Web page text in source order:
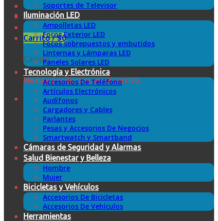
Carrito /$0
Carrito
No hay productos en el carrito.
Soportes de Televisor
Iluminación LED
Ampolletas LED
Focos Exterior LED
Focos sobrepuestos y embutidos
Linternas y Lámparas LED
Paneles Solares LED
Tecnología y Electrónica
Accesorios De Teléfono
Artículos Electrónicos
Audífonos
Cargadores y Cables
Parlantes
Pesas y Accesorios De Negocios
Smartwatch y Smartband
Cámaras de Seguridad y Alarmas
Salud Bienestar y Belleza
Hombre
Mujer
Bicicletas y Vehículos
Accesorios De Bicicletas
Accesorios De Vehículos
Herramientas